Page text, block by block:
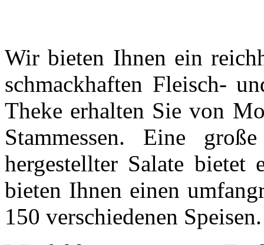
Wir bieten Ihnen ein
schmackhaften Fleisch-
Theke erhalten Sie von
Stammessen. Eine
hergestellter Salate bietet
bieten Ihnen einen
150 verschiedenen Speisen.